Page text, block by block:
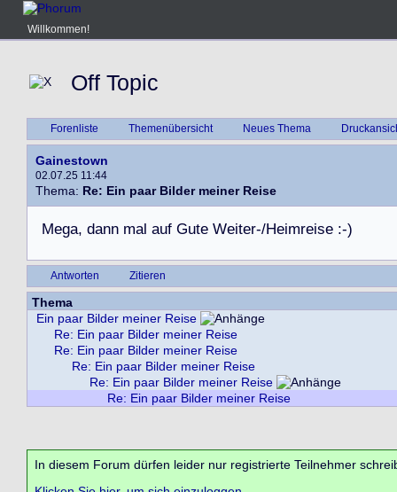
Willkommen!
Off Topic
Forenliste Themenübersicht Neues Thema
Gainestown
02.07.25 11:44
Thema: Re: Ein paar Bilder meiner Reise
Mega, dann mal auf Gute Weiter-/Heimreise :-)
Antworten Zitieren
Thema
Ein paar Bilder meiner Reise
Re: Ein paar Bilder meiner Reise
Re: Ein paar Bilder meiner Reise
Re: Ein paar Bilder meiner Reise
Re: Ein paar Bilder meiner Reise
Re: Ein paar Bilder meiner Reise
In diesem Forum dürfen leider nur registrierte Teilnehmer